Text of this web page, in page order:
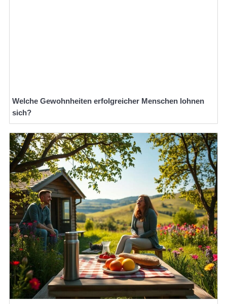
Welche Gewohnheiten erfolgreicher Menschen lohnen
sich?